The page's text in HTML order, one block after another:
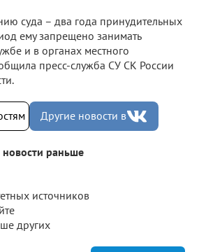
суда – два года принудительных
ему запрещено занимать
и в органах местного
пресс-служба СУ СК России
Другие новости в
раньше
источников
других